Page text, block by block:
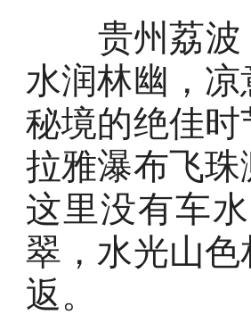
贵州荔波
水润林幽，
秘境的绝佳
拉雅瀑布飞
这里没有车
翠，水光山
返。